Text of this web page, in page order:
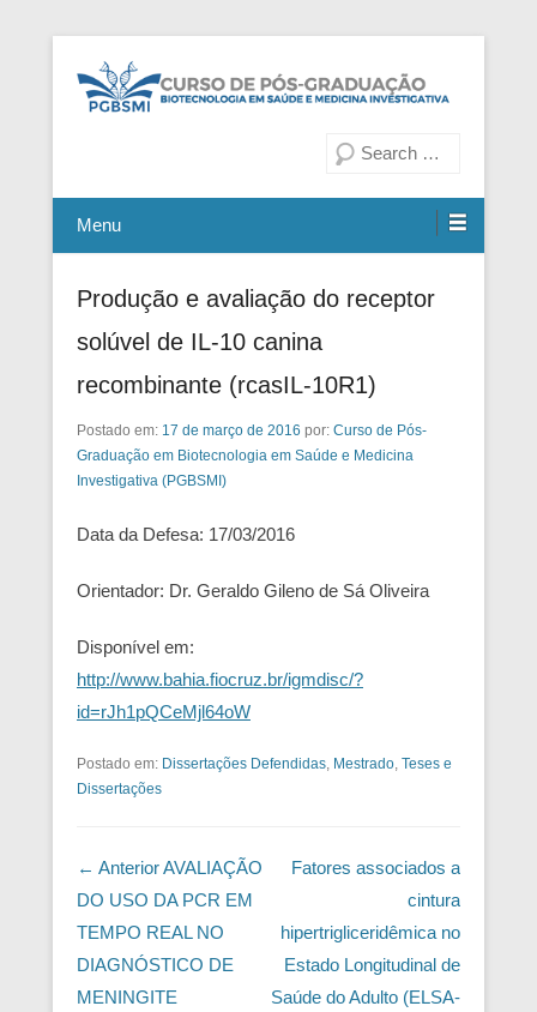
Curso de Pós-Graduação em
Medicina Investigativa
Menu
Produção e avaliação do receptor
solúvel de IL-10 canina
recombinante (rcasIL-10R1)
Postado em: 17 de março de 2016 por: Curso de Pós-
Graduação em Biotecnologia em Saúde e Medicina
Investigativa (PGBSMI)
Data da Defesa: 17/03/2016
Orientador: Dr. Geraldo Gileno de Sá Oliveira
Disponível em:
http://www.bahia.fiocruz.br/igmdisc/?
id=rJh1pQCeMjl64oW
Postado em: Dissertações Defendidas, Mestrado, Teses e
Dissertações
Navegação das Postagens
← AnteriorAVALIAÇÃO
DO USO DA PCR EM
TEMPO REAL NO
DIAGNÓSTICO DE
MENINGITE
Fatores associados a
cintura
hipertrigliceridêmica no
Estado Longitudinal de
Saúde do Adulto (ELSA-